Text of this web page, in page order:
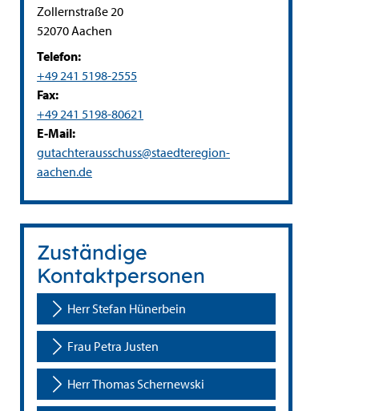
Straße:
Zollernstraße Hausnummer:
20
PLZ:
52070Ort:
Aachen
Telefon:
+49 241 5198-2555
Fax:
+49 241 5198-80621
E-Mail:
gutachterausschuss@staedteregion-
aachen.de
Zuständige
Kontaktpersonen
Herr Stefan Hünerbein
Frau Petra Justen
Herr Thomas Schernewski